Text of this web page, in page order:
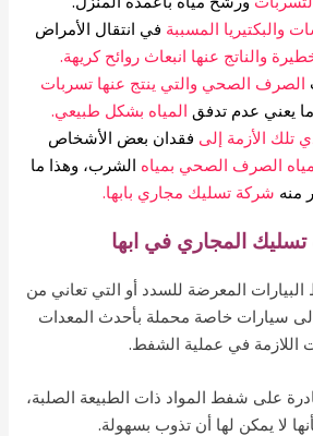
المسببةفي انتقال الأمراض
عنها انبعاث روائح كريهة.
الصحي والتي ينتج عنها تسربات
عدم تدفق المياه بشكل طبيعي.
إلىفقدان بعض الأشخاص
الصحي بمياه الشرب، وهذا ما
شركة تسليك مجاري بابها.
المجاري في ابها
المعرضة للسدد أو التي تعاني من
خاصة محملة بأحدث المعدات
في عملية الشفط.
شفط المواد ذات الطبيعة الصلبة،
لا يمكن لها أن تذوب بسهولة.